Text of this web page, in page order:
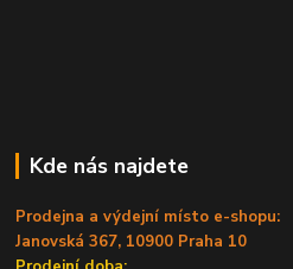
Kde nás najdete
Prodejna a výdejní místo e-shopu:
Janovská 367, 10900 Praha 10